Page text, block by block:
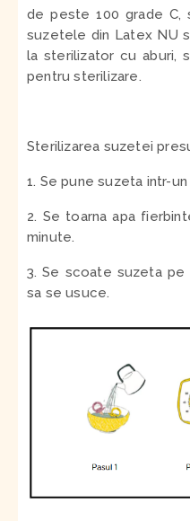
de peste 100 grade C,
suzetele din Latex NU
la sterilizator cu aburi,
pentru sterilizare.
Sterilizarea suzetei
1. Se pune suzeta intr-
2. Se toarna apa
minute.
3. Se scoate suzeta
sa se usuce.